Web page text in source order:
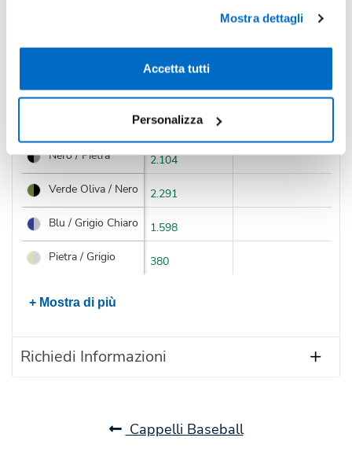
Mostra dettagli
Accetta tutti
Personalizza
Disponibilità
Nero / Pietra
2.104
Verde Oliva / Nero
2.291
Blu / Grigio Chiaro
1.598
Pietra / Grigio
380
+ Mostra di più
Richiedi Informazioni
Cappelli Baseball